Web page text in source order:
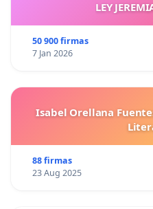
LEY
50 900 firmas
7 Jan 2026
Isabel Orellana
88 firmas
23 Aug 2025